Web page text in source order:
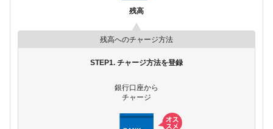
残高
残高へのチャージ方法
STEP1. チャージ方法を登録
銀行口座から
チャージ